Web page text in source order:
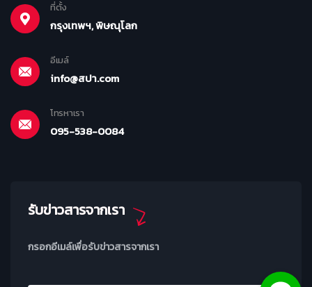
ที่ตั้ง
กรุงเทพฯ, พิษณุโลก
อีเมล์
info@สปา.com
โทรหาเรา
095-538-0084
รับข่าวสารจากเรา
กรอกอีเมล์เพื่อรับข่าวสารจากเรา